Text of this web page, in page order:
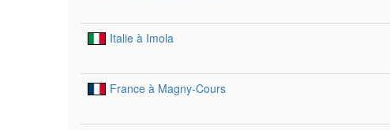
Italie à Imola
France à Magny-Cours